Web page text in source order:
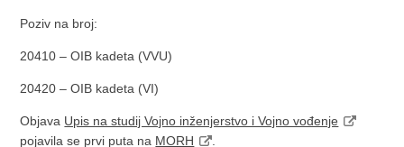
Poziv na broj:
20410 – OIB kadeta (VVU)
20420 – OIB kadeta (VI)
Objava Upis na studij Vojno inženjerstvo i Vojno vođenje
pojavila se prvi puta na MORH .